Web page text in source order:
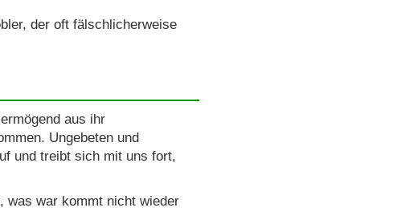
der oft fälschlicherweise
aus ihr
Ungebeten und
und treibt sich mit uns fort,
was war kommt nicht wieder